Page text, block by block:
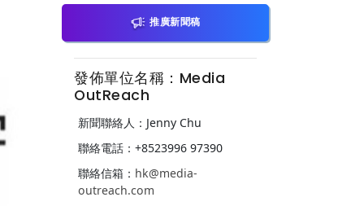
推廣新聞稿
發佈單位名稱：Media
OutReach
新聞聯絡人：Jenny Chu
聯絡電話：+8523996 97390
聯絡信箱： hk@media-
outreach.com